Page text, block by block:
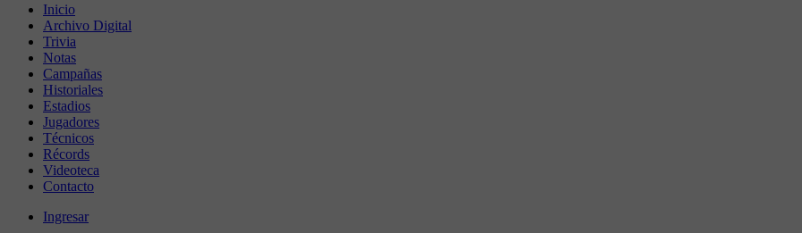
Inicio
Archivo Digital
Trivia
Notas
Campañas
Historiales
Estadios
Jugadores
Técnicos
Récords
Videoteca
Contacto
Ingresar